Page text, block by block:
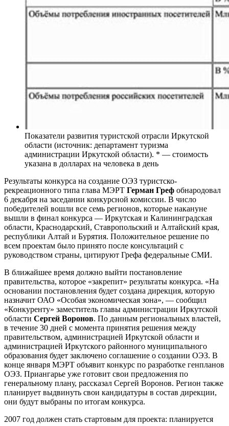
Показатели развития туристской отрасли Иркутской
области (источник: департамент туризма
администрации Иркутской области). * — стоимость
указана в долларах на человека в день
Результаты конкурса на создание ОЭЗ туристско-
рекреационного типа глава МЭРТ Герман Греф обнародовал
6 декабря на заседании конкурсной комиссии. В число
победителей вошли все семь регионов, которые накануне
вышли в финал конкурса — Иркутская и Калининградская
области, Краснодарский, Ставропольский и Алтайский края,
республики Алтай и Бурятия. Положительное решение по
всем проектам было принято после консультаций с
руководством страны, цитируют Грефа федеральные СМИ.
В ближайшее время должно выйти постановление
правительства, которое «закрепит» результаты конкурса. «На
основании постановления будет создана дирекция, которую
назначит ОАО «Особая экономическая зона», — сообщил
«Конкуренту» заместитель главы администрации Иркутской
области Сергей Воронов. По данным региональных властей,
в течение 30 дней с момента принятия решения между
правительством, администрацией Иркутской области и
администрацией Иркутского районного муниципального
образования будет заключено соглашение о создании ОЭЗ. В
конце января МЭРТ объявит конкурс по разработке генпланов
ОЭЗ. Приангарье уже готовит свои предложения по
генеральному плану, рассказал Сергей Воронов. Регион также
планирует выдвинуть свои кандидатуры в состав дирекции,
они будут выбраны по итогам конкурса.
2007 год должен стать стартовым для проекта: планируется